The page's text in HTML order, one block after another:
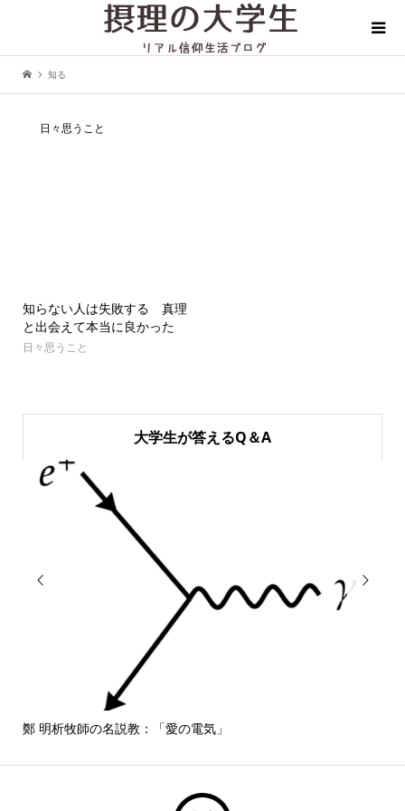
知る
日々思うこと
知らない人は失敗する 真理
と出会えて本当に良かった
日々思うこと
大学生が答えるQ＆A

鄭 明析牧師の名説教：「愛の電気」
